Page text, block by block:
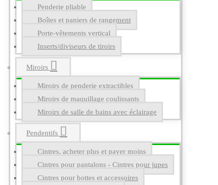
Penderie pliable
Boîtes et paniers de rangement
Porte-vêtements vertical
Inserts/diviseurs de tiroirs
Miroirs
Miroirs de penderie extractibles
Miroirs de maquillage coulissants
Miroirs de salle de bains avec éclairage
Pendentifs
Cintres, acheter plus et payer moins
Cintres pour pantalons - Cintres pour jupes
Cintres pour bottes et accessoires